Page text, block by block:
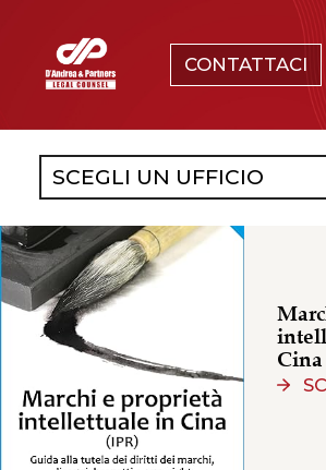
CONTATTACI
CHI SIAMO
NEWS & EVENTI
CONOSCENZE
CONTATTI
Cina